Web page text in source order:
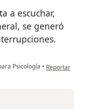
a escuchar,
se generó
Psicología • en opinión
Reportar